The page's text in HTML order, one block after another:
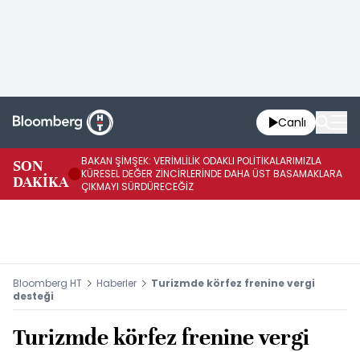
Canlı
SON
DAKİKA
BAKAN ŞİMŞEK: VERİMLİLİK ODAKLI POLİTİKALARIMIZLA
KÜRESEL DEĞER ZİNCİRLERİNDE DAHA ÜST BASAMAKLARA
ÇIKMAYI SÜRDÜRECEĞİZ
Bloomberg HT Haberler
Turizmde körfez frenine vergi
desteği
Turizmde körfez frenine vergi